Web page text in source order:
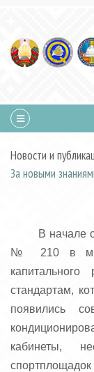
Новости и
За новыми
В начале
№ 210 в
капитального
стандартам,
появились
кабинеты,